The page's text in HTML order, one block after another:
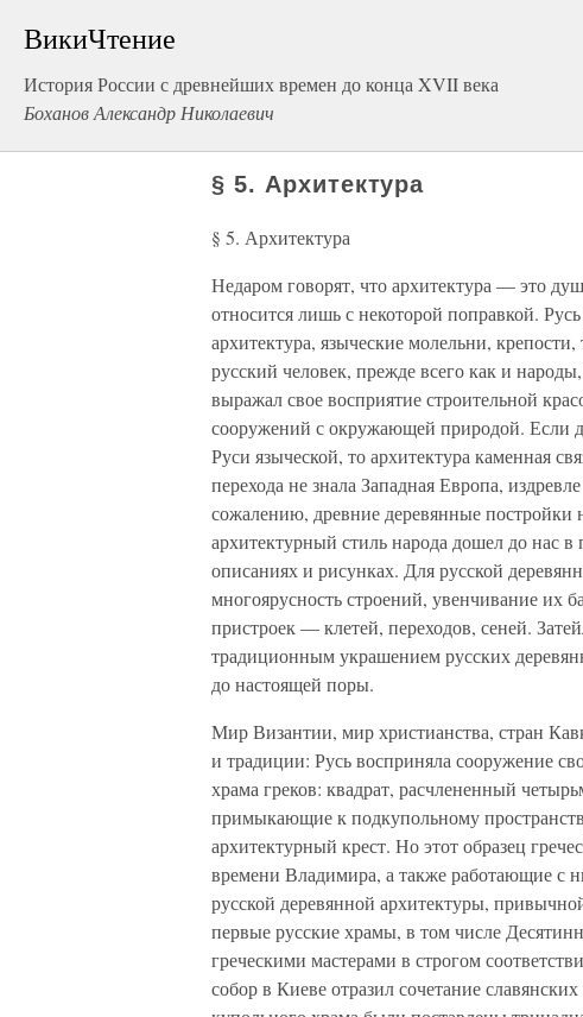
ВикиЧтение
История России с древнейших времен до конца XVII века
Боханов Александр Николаевич
§ 5. Архитектура
§ 5. Архитектура
Недаром говорят, что архитектура — это
относится лишь с некоторой поправкой.
архитектура, языческие молельни,
русский человек, прежде всего как и
выражал свое восприятие строительной
сооружений с окружающей природой. Если
Руси языческой, то архитектура каменная
перехода не знала Западная Европа,
сожалению, древние деревянные
архитектурный стиль народа дошел до нас
описаниях и рисунках. Для русской
многоярусность строений, увенчивание их
пристроек — клетей, переходов, сеней.
традиционным украшением русских
до настоящей поры.
Мир Византии, мир христианства, стран
и традиции: Русь восприняла сооружение
храма греков: квадрат, расчлененный
примыкающие к подкупольному
архитектурный крест. Но этот образец
времени Владимира, а также работающие с
русской деревянной архитектуры,
первые русские храмы, в том числе
греческими мастерами в строгом
собор в Киеве отразил сочетание